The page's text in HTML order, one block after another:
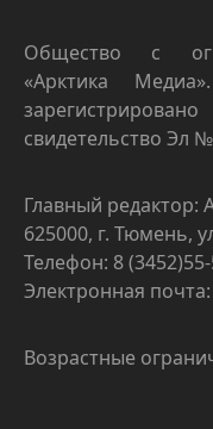
Общество с
«Арктика
свидетельство Эл
Главный редактор:
625000, г. Тюмень,
Телефон: 8
Электронная
Возрастные